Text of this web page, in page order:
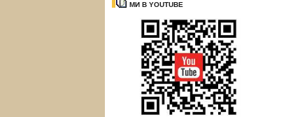
МИ В YOUTUBE